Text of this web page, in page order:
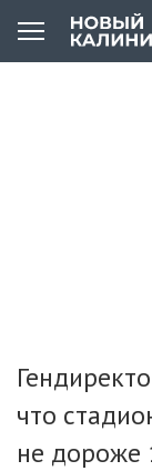
что
не дороже